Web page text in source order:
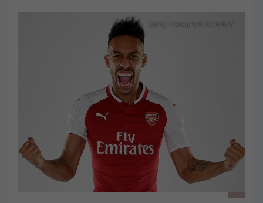
Aubameyang v dresu Arsenalu
Zdroj: instagram.com/433